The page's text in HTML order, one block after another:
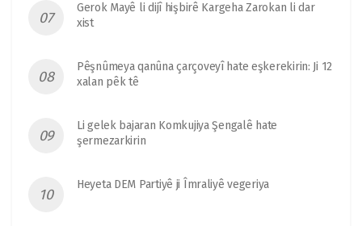
Gerok Mayê li dijî hişbirê Kargeha Zarokan li dar
xist
Pêşnûmeya qanûna çarçoveyî hate eşkerekirin: Ji 12
xalan pêk tê
Li gelek bajaran Komkujiya Şengalê hate
şermezarkirin
Heyeta DEM Partiyê ji Îmraliyê vegeriya